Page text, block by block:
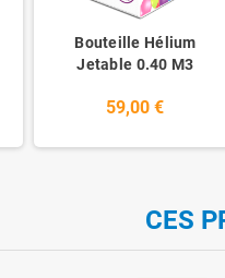
Bouteille Hélium
Jetable 0.40 M3
59,00 €
CES